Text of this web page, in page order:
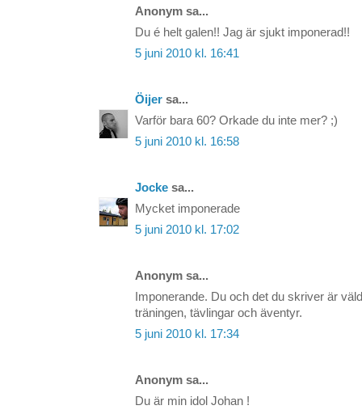
Anonym sa...
Du é helt galen!! Jag är sjukt imponerad!!
5 juni 2010 kl. 16:41
Öijer sa...
Varför bara 60? Orkade du inte mer? ;)
5 juni 2010 kl. 16:58
Jocke sa...
Mycket imponerade
5 juni 2010 kl. 17:02
Anonym sa...
Imponerande. Du och det du skriver är
träningen, tävlingar och äventyr.
5 juni 2010 kl. 17:34
Anonym sa...
Du är min idol Johan !